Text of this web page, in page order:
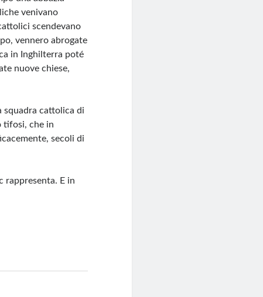
venivano
scendevano
vennero abrogate
in Inghilterra poté
nuove chiese,
squadra cattolica di
tifosi, che in
secoli di
rappresenta. E in